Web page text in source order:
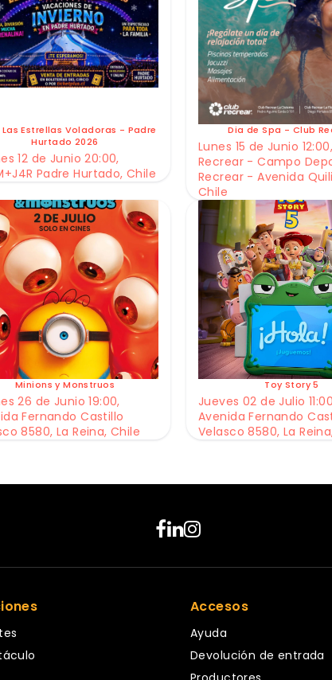
Estrellas Voladoras - Padre
Hurtado 2026
12 de Junio 20:00,
Padre Hurtado, Chile
Dia de Spa - Club
Lunes 15 de Junio
Recrear - Campo
Recrear - Avenida
Chile
Minions y Monstruos
26 de Junio 19:00,
Fernando Castillo
8580, La Reina, Chile
Toy Story 5
Jueves 02 de Julio
Avenida Fernando
Velasco 8580, La
Accesos
Ayuda
Devolución de entrada